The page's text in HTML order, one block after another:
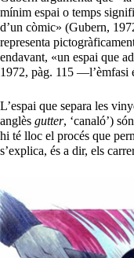
mínim espai o temps
d’un còmic» (Gubern,
representa
endavant, «un espai que
1972, pàg. 115 —l’èmfasi
L’espai que separa les
anglès gutter, ‘canaló’)
hi té lloc el procés que
s’explica, és a dir, els